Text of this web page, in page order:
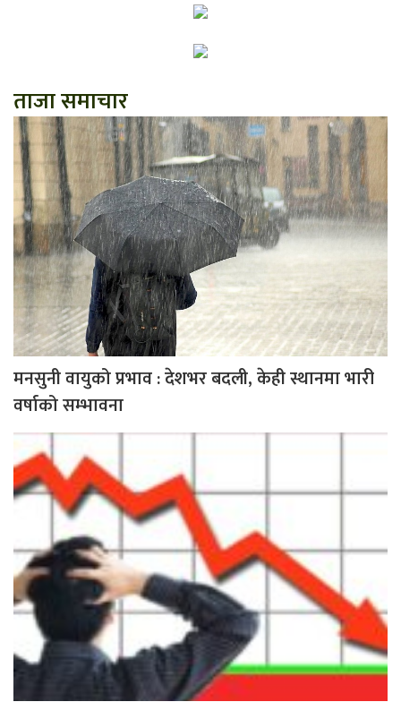
ताजा समाचार
मनसुनी वायुको प्रभाव : देशभर बदली, केही स्थानमा भारी
वर्षाको सम्भावना